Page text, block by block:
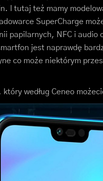
I tutaj też mamy
SuperCharge
papilarnych, NFC i audio
jest naprawdę
co może niektórym
według Ceneo